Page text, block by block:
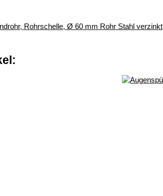
Rohrschelle, Ø 60 mm Rohr Stahl verzinkt